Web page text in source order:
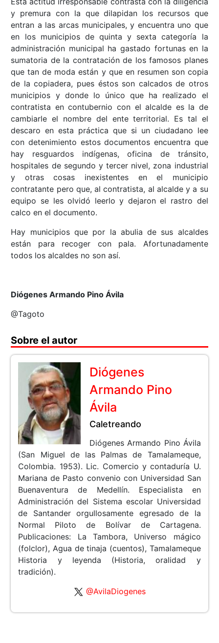
y premura con la que dilapidan los recursos que
entran a las arcas municipales, y encuentra uno que
en los municipios de quinta y sexta categoría la
administración municipal ha gastado fortunas en la
sumatoria de la contratación de los famosos planes
que tan de moda están y que en resumen son copia
de la copiadera, pues éstos son calcados de otros
municipios y donde lo único que ha realizado el
contratista en contubernio con el alcalde es la de
cambiarle el nombre del ente territorial. Es tal el
descaro en esta práctica que si un ciudadano lee
con detenimiento estos documentos encuentra que
hay resguardos indígenas, oficina de tránsito,
hospitales de segundo y tercer nivel, zona industrial
y otras cosas inexistentes en el municipio
contratante pero que, al contratista, al alcalde y a su
equipo se les olvidó leerlo y dejaron el rastro del
calco en el documento.
Hay municipios que por la abulia de sus alcaldes
están para recoger con pala. Afortunadamente
todos los alcaldes no son así.
Diógenes Armando Pino Ávila
@Tagoto
Sobre el autor
Diógenes
Armando Pino
Ávila
Caletreando
Diógenes Armando Pino Ávila
(San Miguel de las Palmas de Tamalameque,
Colombia. 1953). Lic. Comercio y contaduría U.
Mariana de Pasto convenio con Universidad San
Buenaventura de Medellín. Especialista en
Administración del Sistema escolar Universidad
de Santander orgullosamente egresado de la
Normal Piloto de Bolívar de Cartagena.
Publicaciones: La Tambora, Universo mágico
(folclor), Agua de tinaja (cuentos), Tamalameque
Historia y leyenda (Historia, oralidad y
tradición).
@AvilaDiogenes